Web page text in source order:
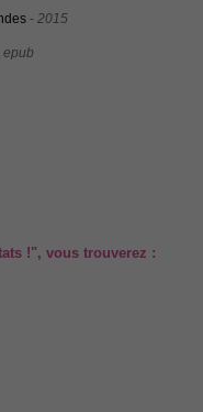
- 2015
epub
!", vous trouverez :